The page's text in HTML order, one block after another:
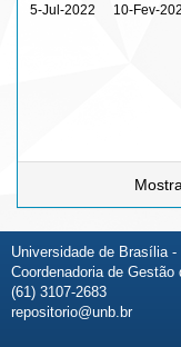
5-Jul-2022 10-Fev-
Universidade de Brasília
Coordenadoria de
(61) 3107-2683
repositorio@unb.br